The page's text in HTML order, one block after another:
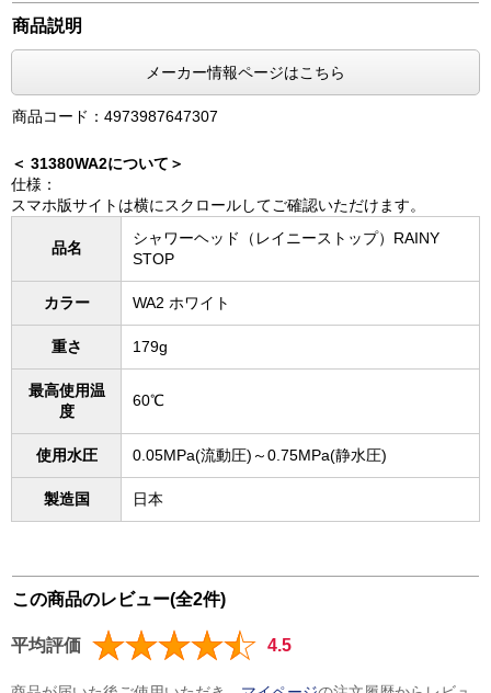
商品説明
メーカー情報ページはこちら
商品コード：4973987647307
＜ 31380WA2について＞
仕様：
スマホ版サイトは横にスクロールしてご確認いただけます。
品名
シャワーヘッド（レイニーストップ）RAINY
STOP
カラー WA2 ホワイト
重さ 179g
最高使用温
度
60℃
使用水圧 0.05MPa(流動圧)～0.75MPa(静水圧)
製造国 日本
この商品のレビュー(全2件)
平均評価 4.5